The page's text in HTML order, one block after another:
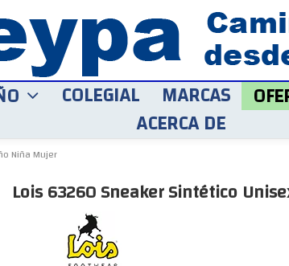
COLEGIAL MARCAS
ACERCA DE
Niña Mujer
Lois 63260 Sneaker Sintético